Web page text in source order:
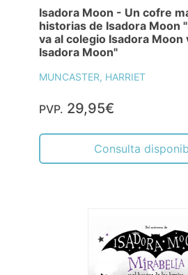
Isadora Moon - Un cofre
historias de Isadora Moon
va al colegio Isadora Moon
Isadora Moon"
MUNCASTER, HARRIET
PVP. 29,95€
Consulta